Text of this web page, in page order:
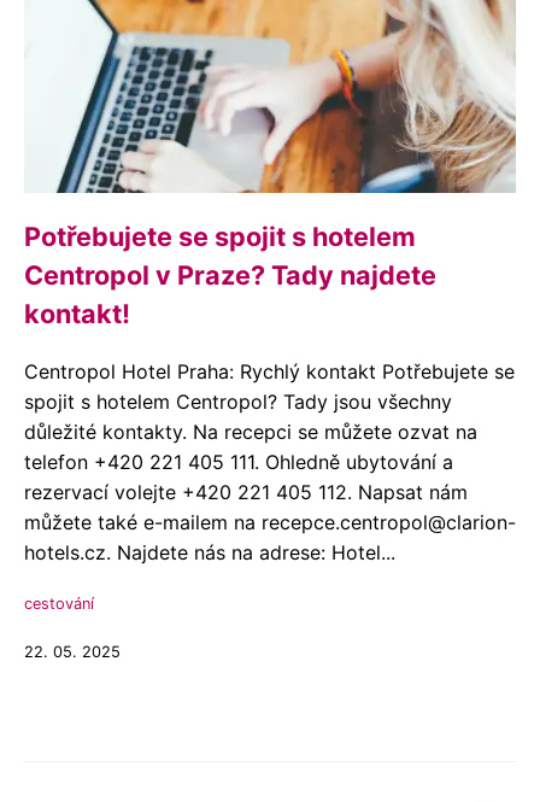
Potřebujete se spojit s hotelem
Centropol v Praze? Tady najdete
kontakt!
Centropol Hotel Praha: Rychlý kontakt Potřebujete se
spojit s hotelem Centropol? Tady jsou všechny
důležité kontakty. Na recepci se můžete ozvat na
telefon +420 221 405 111. Ohledně ubytování a
rezervací volejte +420 221 405 112. Napsat nám
můžete také e-mailem na recepce.centropol@clarion-
hotels.cz. Najdete nás na adrese: Hotel...
cestování
22. 05. 2025